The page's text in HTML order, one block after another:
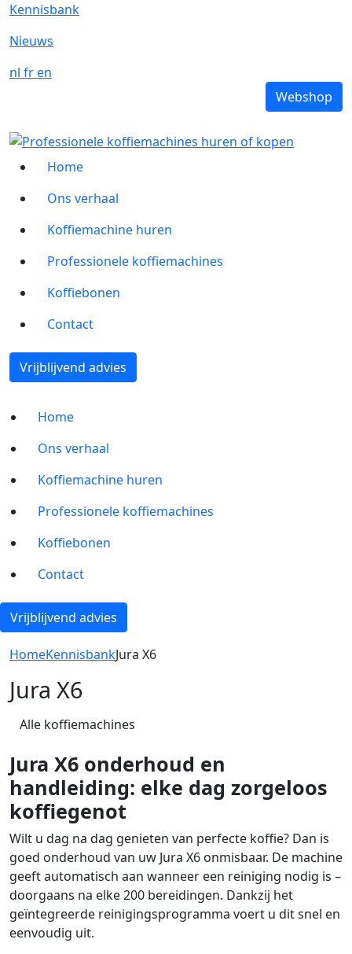
Kennisbank
Nieuws
nl fren
Webshop
Home
Ons verhaal
Koffiemachine huren
Professionele koffiemachines
Koffiebonen
Contact
Vrijblijvend advies
Home
Ons verhaal
Koffiemachine huren
Professionele koffiemachines
Koffiebonen
Contact
Vrijblijvend advies
HomeKennisbankJura X6
Jura X6
Alle koffiemachines
Jura X6 onderhoud en
handleiding: elke dag zorgeloos
koffiegenot
Wilt u dag na dag genieten van perfecte koffie? Dan is
goed onderhoud van uw Jura X6 onmisbaar. De machine
geeft automatisch aan wanneer een reiniging nodig is –
doorgaans na elke 200 bereidingen. Dankzij het
geïntegreerde reinigingsprogramma voert u dit snel en
eenvoudig uit.